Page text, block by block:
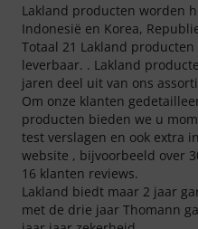
Lakland producten worden
Indonesië en Korea,
Totaal 21 Lakland
leverbaar. . Lakland
jaren deel uit van ons
Om onze klanten
producten bieden we u
test verslagen en ook extra
website , bijvoorbeeld over
16 klanten reviews.
Lakland biedt maar 2 jaar
met de drie jaar Thomann